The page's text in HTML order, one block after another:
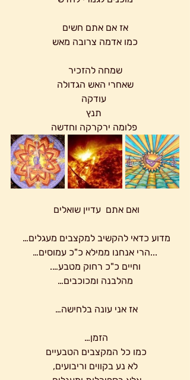
אז אם אתם חשים
כמו אדמה צרובה מאש
שמחה להזכיר
שאחרי האש הגדולה
פלומה ירקרקה וחדשה
ואם אתם  עדיין שואלים
מדוע כדאי להקשיב למקצבים מעגלים…
...הרי אנחנו ממילא כ"כ עמוסים…
וחיים כ"כ רחוק מטבע….
מהלבנה ומכוכבים…
אז אני עונה בלחישה…
הזמן…
כמו כל המקצבים הטבעיים
לא נע בקווים וריבועים,